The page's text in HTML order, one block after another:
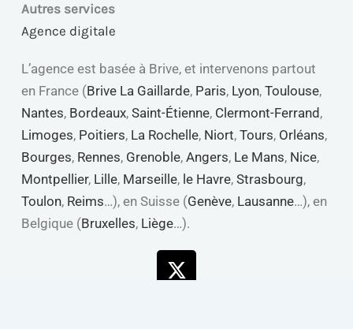
Autres services
Agence digitale
L’agence est basée à Brive, et intervenons partout
en France (Brive La Gaillarde, Paris, Lyon, Toulouse,
Nantes, Bordeaux, Saint-Étienne, Clermont-Ferrand ,
Limoges, Poitiers, La Rochelle, Niort, Tours, Orléans,
Bourges, Rennes, Grenoble, Angers, Le Mans, Nice,
Montpellier, Lille, Marseille, le Havre, Strasbourg,
Toulon, Reims…), en Suisse (Genève, Lausanne…), en
Belgique (Bruxelles, Liège…).
X-
twitter
Linkedin
Youtube
Facebook